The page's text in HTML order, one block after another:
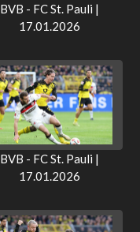
BVB - FC St. Pauli |
17.01.2026
BVB - FC St. Pauli |
17.01.2026